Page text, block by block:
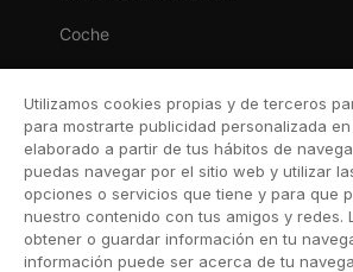
Coche
Viaje
Hogar
Vida
Decesos
Utilizamos cookies propias y de terceros
para mostrarte publicidad personalizada
elaborado a partir de tus hábitos de
puedas navegar por el sitio web y utilizar
opciones o servicios que tiene y para que
nuestro contenido con tus amigos y redes.
obtener o guardar información en tu
información puede ser acerca de tu